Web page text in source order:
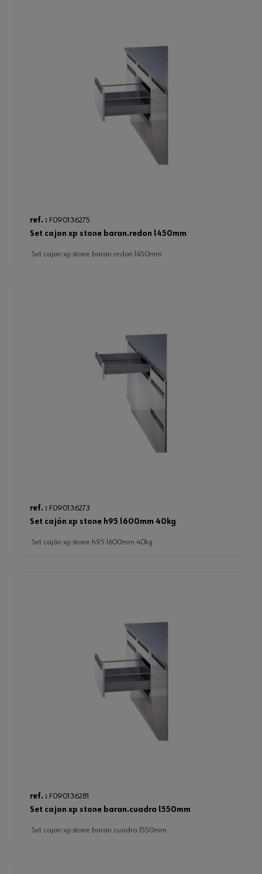
ref. : F090136275
set cajon xp stone baran.redon l450mm
set cajon xp stone baran.redon l450mm
ref. : F090136273
set cajón xp stone h95 l600mm 40kg
set cajón xp stone h95 l600mm 40kg
ref. : F090136281
set cajon xp stone baran.cuadra l550mm
set cajon xp stone baran.cuadra l550mm